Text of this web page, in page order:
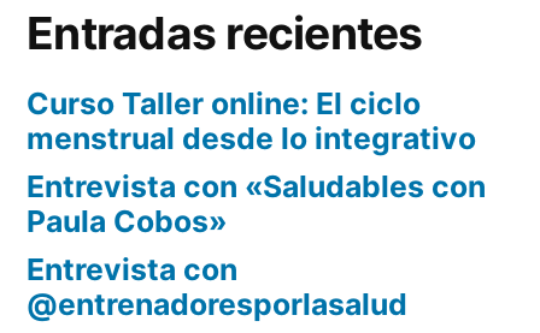
Entradas recientes
Curso Taller online: El ciclo
menstrual desde lo integrativo
Entrevista con «Saludables con
Paula Cobos»
Entrevista con
@entrenadoresporlasalud